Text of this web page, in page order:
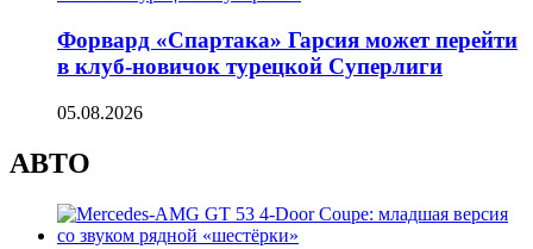
Форвард «Спартака» Гарсия может перейти
в клуб-новичок турецкой Суперлиги
05.08.2026
АВТО